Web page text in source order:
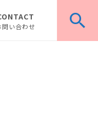
問い合わせ